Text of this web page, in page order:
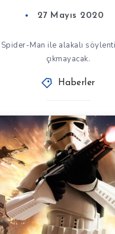
27 Mayıs 2020
Spider-Man ile alakalı
çıkmayacak.
Haberler